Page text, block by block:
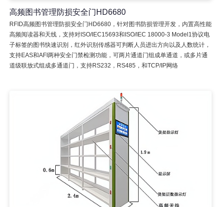
高频图书管理防损安全门HD6680
RFID高频图书管理防损安全门HD6680，针对图书防损管理开发，内置高性能
高频阅读器和天线，支持对ISO/IEC15693和ISO/IEC 18000-3 Model1协议电
子标签的图书快速识别，红外识别传感器可判断人员进出方向以及人数统计，
支持EAS和AFI两种安全门禁检测功能，可两片通道门组成单通道，或多片通
道级联放式组成多通道门，支持RS232，RS485，和TCP/IP网络